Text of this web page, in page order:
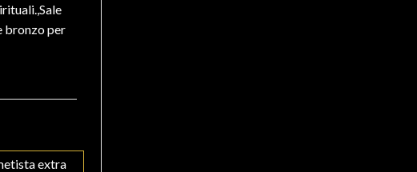
bronzo per